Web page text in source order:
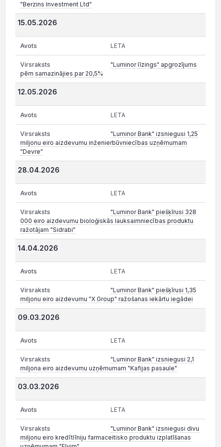
"Berzins Investment Ltd"
15.05.2026
LETA
"Luminor līzings" apgrozījums
pērn samazinājies par 20,5%
12.05.2026
LETA
"Luminor Bank" izsniegusi 1,25
miljonu eiro aizdevumu inženierbūvniecības uzņēmumam
"Devre"
28.04.2026
LETA
"Luminor Bank" piešķīrusi 328
000 eiro aizdevumu bioloģiskās lauksaimniecības produktu
ražotājam "Sidrabi"
14.04.2026
LETA
"Luminor Bank" piešķīrusi 1,35
miljonu eiro aizdevumu "X Group" ražošanas iekārtu iegādei
09.03.2026
LETA
"Luminor Bank" izsniegusi 2,1
miljona eiro aizdevumu uzņēmumam "Kafijas pasaule"
03.03.2026
LETA
"Luminor Bank" izsniegusi divu
miljonu eiro kredītlīniju farmaceitisko produktu izplatīšanas